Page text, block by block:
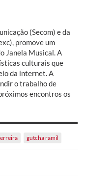
(Secom) e da
promove um
Janela Musical. A
culturais que
da internet. A
o trabalho de
encontros os
gutcha ramil